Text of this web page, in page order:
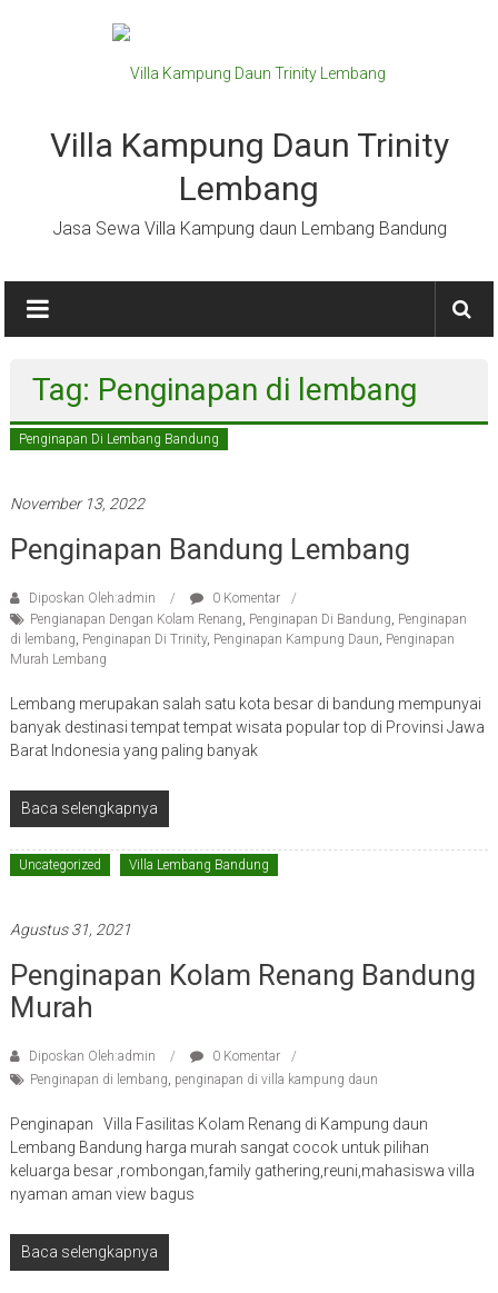
Villa Kampung Daun Trinity
Lembang
Jasa Sewa Villa Kampung daun Lembang Bandung
Tag: Penginapan di lembang
Penginapan Di Lembang Bandung
November 13, 2022
Penginapan Bandung Lembang
Diposkan Oleh:admin
0 Komentar
Pengianapan Dengan Kolam Renang, Penginapan Di Bandung, Penginapan
di lembang, Penginapan Di Trinity, Penginapan Kampung Daun, Penginapan
Murah Lembang
Lembang merupakan salah satu kota besar di bandung mempunyai
banyak destinasi tempat tempat wisata popular top di Provinsi Jawa
Barat Indonesia yang paling banyak
Baca selengkapnya
Uncategorized Villa Lembang Bandung
Agustus 31, 2021
Penginapan Kolam Renang Bandung
Murah
Diposkan Oleh:admin
0 Komentar
Penginapan di lembang, penginapan di villa kampung daun
Penginapan Villa Fasilitas Kolam Renang di Kampung daun
Lembang Bandung harga murah sangat cocok untuk pilihan
keluarga besar ,rombongan,family gathering,reuni,mahasiswa villa
nyaman aman view bagus
Baca selengkapnya